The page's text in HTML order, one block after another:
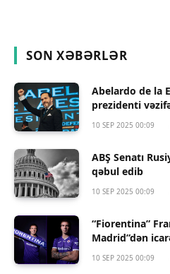
SON XƏBƏRLƏR
Abelardo de la
prezidenti
10 SEP 2025 00:09
ABŞ Senatı
qəbul edib
10 SEP 2025 00:09
“Fiorentina”
Madrid”dən
10 SEP 2025 00:09